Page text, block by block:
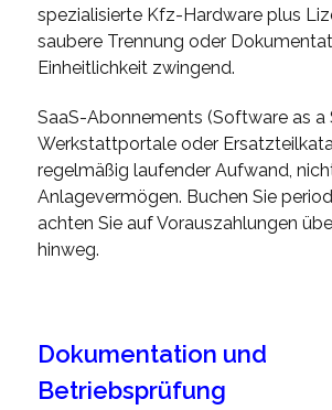
spezialisierte Kfz-Hardware plus
saubere Trennung oder
Einheitlichkeit zwingend.
SaaS-Abonnements (Software as a
Werkstattportale oder
regelmäßig laufender Aufwand,
Anlagevermögen. Buchen Sie
achten Sie auf Vorauszahlungen
hinweg.
Dokumentation und
Betriebsprüfung